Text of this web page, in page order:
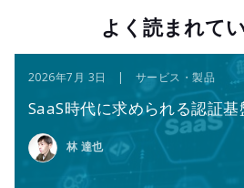
よく読まれて
2026年7月 3日 | サービス・製品
SaaS時代に求められる認証基
林 達也